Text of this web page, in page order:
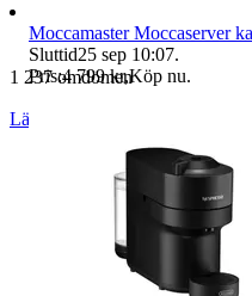
1 237 omdömen
Läs omdömen
Moccamaster Moccaserver
Sluttid25 sep 10:07.
Pris:4 799 kr,Köp nu.